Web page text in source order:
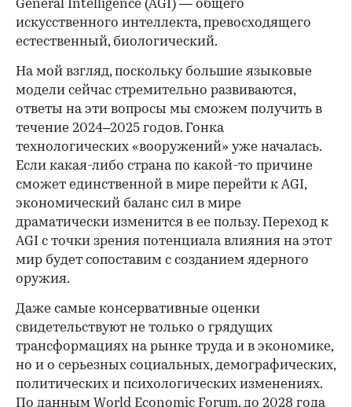
General Intelligence (AGI) — общего
искусственного интеллекта, превосходящего
естественный, биологический.
На мой взгляд, поскольку большие языковые
модели сейчас стремительно развиваются,
ответы на эти вопросы мы сможем получить в
течение 2024–2025 годов. Гонка
технологических «вооружений» уже началась.
Если какая-либо страна по какой-то причине
сможет единственной в мире перейти к AGI,
экономический баланс сил в мире
драматически изменится в ее пользу. Переход к
AGI с точки зрения потенциала влияния на этот
мир будет сопоставим с созданием ядерного
оружия.
Даже самые консервативные оценки
свидетельствуют не только о грядущих
трансформациях на рынке труда и в экономике,
но и о серьезных социальных, демографических,
политических и психологических изменениях.
По данным World Economic Forum, до 2028 года